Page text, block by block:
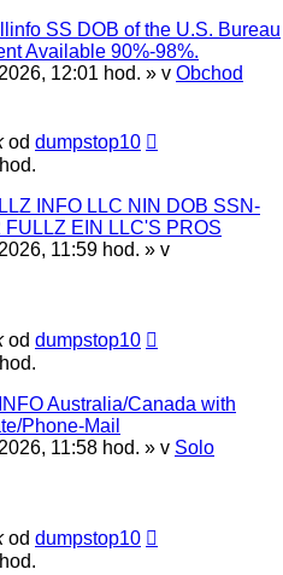
SS DOB of the U.S. Bureau
Available 90%-98%.
12:01 hod. » v Obchod
od dumpstop10
INFO LLC NIN DOB SSN-
EIN LLC'S PROS
11:59 hod. » v
od dumpstop10
Australia/Canada with
Phone-Mail
11:58 hod. » v Solo
od dumpstop10